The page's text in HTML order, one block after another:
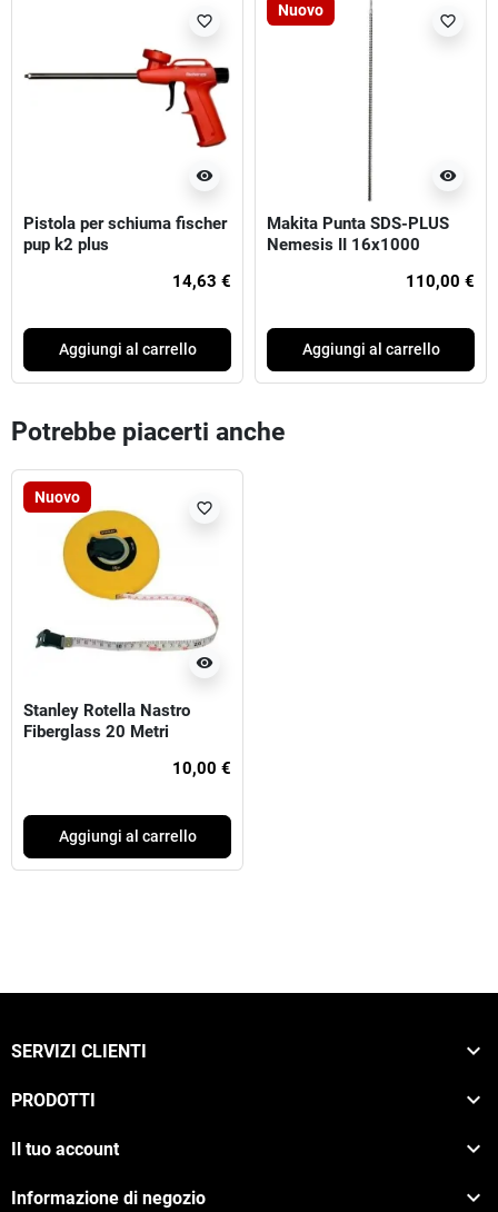
visibility
favorite_border
Pistola per schiuma fischer
pup k2 plus
14,63 €
Aggiungi al carrello
Nuovo
visibility
favorite_border
Makita Punta SDS-PLUS
Nemesis II 16x1000
110,00 €
Aggiungi al carrello
Potrebbe piacerti anche
Nuovo
visibility
favorite_border
Stanley Rotella Nastro
Fiberglass 20 Metri
10,00 €
Aggiungi al carrello
SERVIZI CLIENTI 
PRODOTTI 
Il tuo account 
Informazione di negozio 